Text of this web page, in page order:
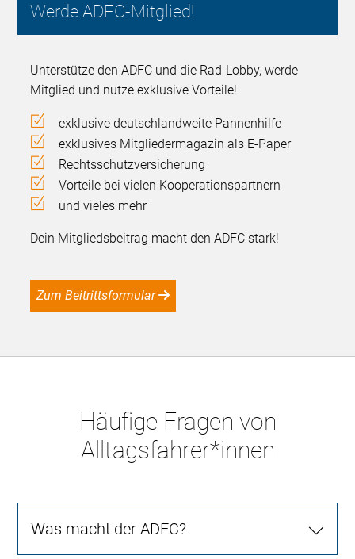
Werde ADFC-Mitglied!
Unterstütze den ADFC und die Rad-Lobby, werde
Mitglied und nutze exklusive Vorteile!
exklusive deutschlandweite Pannenhilfe
exklusives Mitgliedermagazin als E-Paper
Rechtsschutzversicherung
Vorteile bei vielen Kooperationspartnern
und vieles mehr
Dein Mitgliedsbeitrag macht den ADFC stark!
Zum Beitrittsformular
Häufige Fragen von
Alltagsfahrer*innen
Was macht der ADFC?